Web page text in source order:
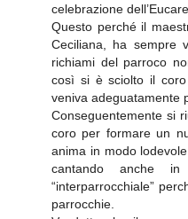
celebrazione
Questo perché il
Ceciliana, ha sempre
richiami del parroco
così si è sciolto il
veniva adeguatamente
Conseguentemente si
coro per formare un
anima in modo
cantando anche
“interparrocchiale”
parrocchie.